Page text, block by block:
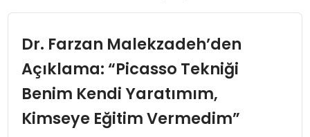
SPOR
TEKNOLOJI
Dr. Farzan Malekzadeh’den
Açıklama: “Picasso Tekniği
Benim Kendi Yaratımım,
Kimseye Eğitim Vermedim”